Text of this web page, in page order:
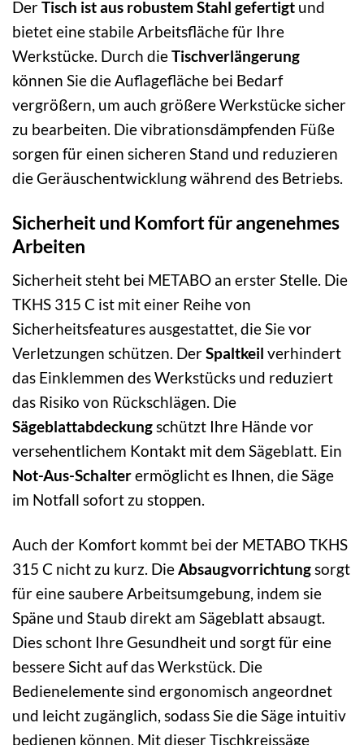
DerTisch ist aus robustem Stahl gefertigt und
bietet eine stabile Arbeitsfläche für Ihre
Werkstücke. Durch dieTischverlängerung
können Sie die Auflagefläche bei Bedarf
vergrößern, um auch größere Werkstücke sicher
zu bearbeiten. Die vibrationsdämpfenden Füße
sorgen für einen sicheren Stand und reduzieren
die Geräuschentwicklung während des Betriebs.
Sicherheit und Komfort für angenehmes
Arbeiten
Sicherheit steht bei METABO an erster Stelle. Die
TKHS 315 C ist mit einer Reihe von
Sicherheitsfeatures ausgestattet, die Sie vor
Verletzungen schützen. DerSpaltkeil verhindert
das Einklemmen des Werkstücks und reduziert
das Risiko von Rückschlägen. Die
Sägeblattabdeckungschützt Ihre Hände vor
versehentlichem Kontakt mit dem Sägeblatt. Ein
Not-Aus-Schalterermöglicht es Ihnen, die Säge
im Notfall sofort zu stoppen.
Auch der Komfort kommt bei der METABO TKHS
315 C nicht zu kurz. DieAbsaugvorrichtungsorgt
für eine saubere Arbeitsumgebung, indem sie
Späne und Staub direkt am Sägeblatt absaugt.
Dies schont Ihre Gesundheit und sorgt für eine
bessere Sicht auf das Werkstück. Die
Bedienelemente sind ergonomisch angeordnet
und leicht zugänglich, sodass Sie die Säge intuitiv
bedienen können. Mit dieser Tischkreissäge